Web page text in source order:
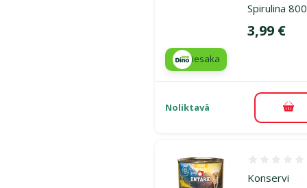
Spirulina
Cena
3,99 €
iesaka
Noliktavā
Konservi